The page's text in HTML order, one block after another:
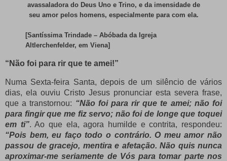
avassaladora do Deus Uno e Trino, e da imensidade de
seu amor pelos homens, especialmente para com ela.
[Santíssima Trindade – Abóbada da Igreja
Altlerchenfelder, em Viena]
“Não foi para rir que te amei!”
Numa Sexta-feira Santa, depois de um silêncio de vários
dias, ela ouviu Cristo Jesus pronunciar esta severa frase,
que a transtornou: “Não foi para rir que te amei; não foi
para fingir que me fiz servo; não foi de longe que toquei
em ti”. Ao que ela, agora humilde e contrita, respondeu:
“Pois bem, eu faço todo o contrário. O meu amor não
passou de gracejo, mentira e afetação. Não quis nunca
aproximar-me seriamente de Vós para tomar parte nos